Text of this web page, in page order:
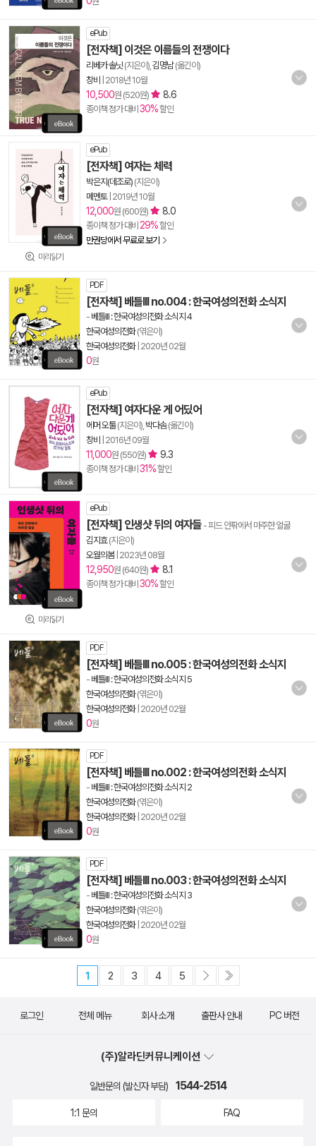
ePub
[전자책] 이것은 이름들의 전쟁이다
리베카 솔닛 (지은이), 김명남(옮긴이)
창비
2018년 10월
10,500원 (520원) 8.6
종이책 정가 대비 30%할인
미리읽기
ePub
[전자책] 여자는 체력
박은지(데조로) (지은이)
메멘토| 2019년 10월
12,000원 (600원) 8.0
종이책 정가 대비 29%할인
만권당에서 무료로 보기
PDF
[전자책] 베틀III no.004 : 한국여성의전화 소식지
- 베틀III : 한국여성의전화 소식지 4
한국여성의전화(엮은이)
한국여성의전화| 2020년 02월
0원
ePub
[전자책] 여자다운 게 어딨어
에머 오툴(지은이), 박다솜(옮긴이)
창비
2016년 09월
11,000원 (550원) 9.3
종이책 정가 대비 31%할인
미리읽기
ePub
[전자책] 인생샷 뒤의 여자들 - 피드 안팎에서 마주한 얼굴
김지효(지은이)
오월의봄| 2023년 08월
12,950원 (640원) 8.1
종이책 정가 대비 30%할인
PDF
[전자책] 베틀III no.005 : 한국여성의전화 소식지
- 베틀III : 한국여성의전화 소식지 5
한국여성의전화(엮은이)
한국여성의전화| 2020년 02월
0원
PDF
[전자책] 베틀III no.002 : 한국여성의전화 소식지
- 베틀III : 한국여성의전화 소식지 2
한국여성의전화(엮은이)
한국여성의전화| 2020년 02월
0원
PDF
[전자책] 베틀III no.003 : 한국여성의전화 소식지
- 베틀III : 한국여성의전화 소식지 3
한국여성의전화(엮은이)
한국여성의전화| 2020년 02월
0원
1 2 3 4 5
로그인 전체 메뉴 회사 소개 출판사 안내 PC 버전
(주)알라딘커뮤니케이션
일반문의 (발신자 부담) 1544-2514
1:1 문의 FAQ